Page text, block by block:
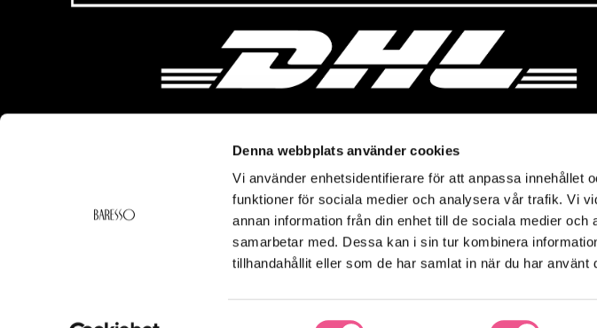
Denna webbplats använder cookies
Vi använder enhetsidentifierare för att anpassa innehållet
funktioner för sociala medier och analysera vår trafik. Vi
annan information från din enhet till de sociala medier
samarbetar med. Dessa kan i sin tur kombinera
tillhandahållit eller som de har samlat in när du har använt
Samtyckesval
Kontakt
Om Baresso
Baresso Magasin
Om Baresso.se
Cookiepolicy
Smspolicy